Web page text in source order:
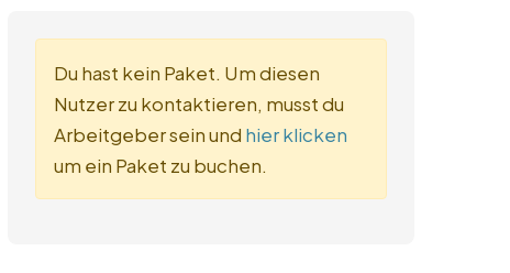
Du hast kein Paket. Um diesen
Nutzer zu kontaktieren, musst du
Arbeitgeber sein und hier klicken
um ein Paket zu buchen.